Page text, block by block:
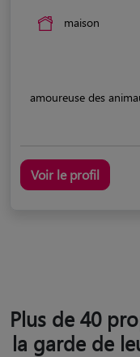
maison
amoureuse des
Voir le profil
Plus de 40
la garde de